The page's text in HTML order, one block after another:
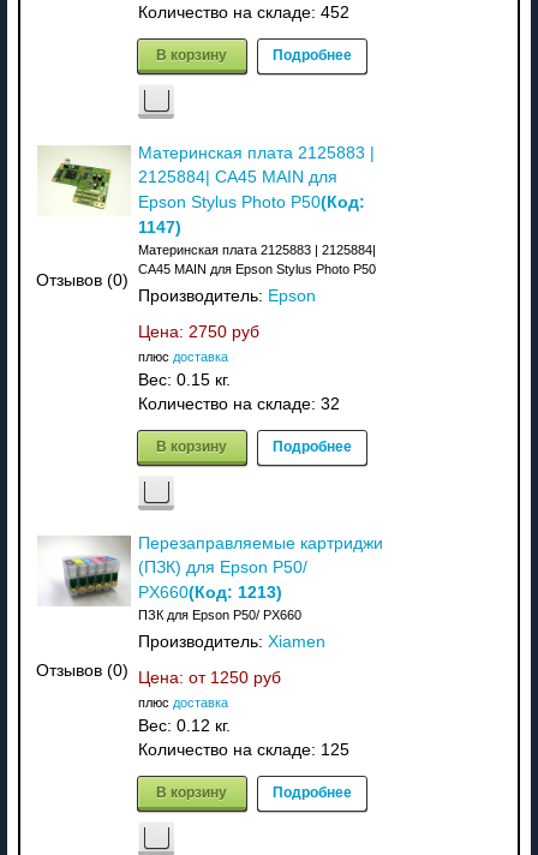
Количество на складе: 452
В корзину Подробнее
Отзывов (0)
Материнская плата 2125883 |
2125884| CA45 MAIN для
Epson Stylus Photo P50(Код:
1147)
Материнская плата 2125883 | 2125884|
CA45 MAIN для Epson Stylus Photo P50
Производитель: Epson
Цена: 2750 руб
плюс доставка
Вес: 0.15 кг.
Количество на складе: 32
В корзину Подробнее
Отзывов (0)
Перезаправляемые картриджи
(ПЗК) для Epson P50/
PX660(Код: 1213)
ПЗК для Epson P50/ PX660
Производитель: Xiamen
Цена: от 1250 руб
плюс доставка
Вес: 0.12 кг.
Количество на складе: 125
В корзину Подробнее